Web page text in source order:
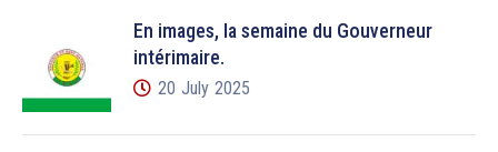
En images, la semaine du Gouverneur
intérimaire.
20 July 2025